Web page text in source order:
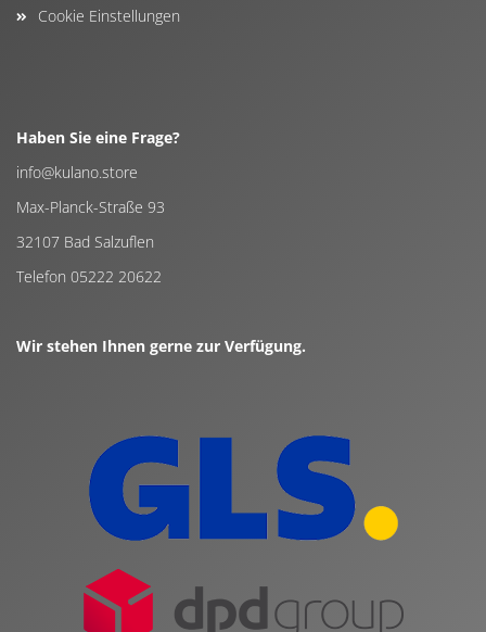
Cookie Einstellungen
Haben Sie eine Frage?
info@kulano.store
Max-Planck-Straße 93
32107 Bad Salzuflen
Telefon 05222 20622
Wir stehen Ihnen gerne zur Verfügung.